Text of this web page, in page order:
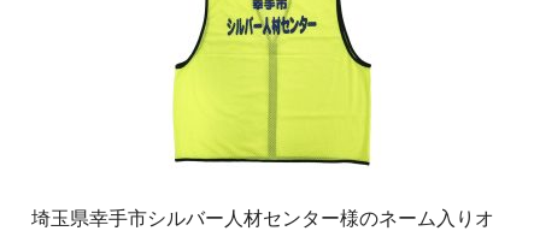
埼玉県幸手市シルバー人材センター様のネーム入りオ